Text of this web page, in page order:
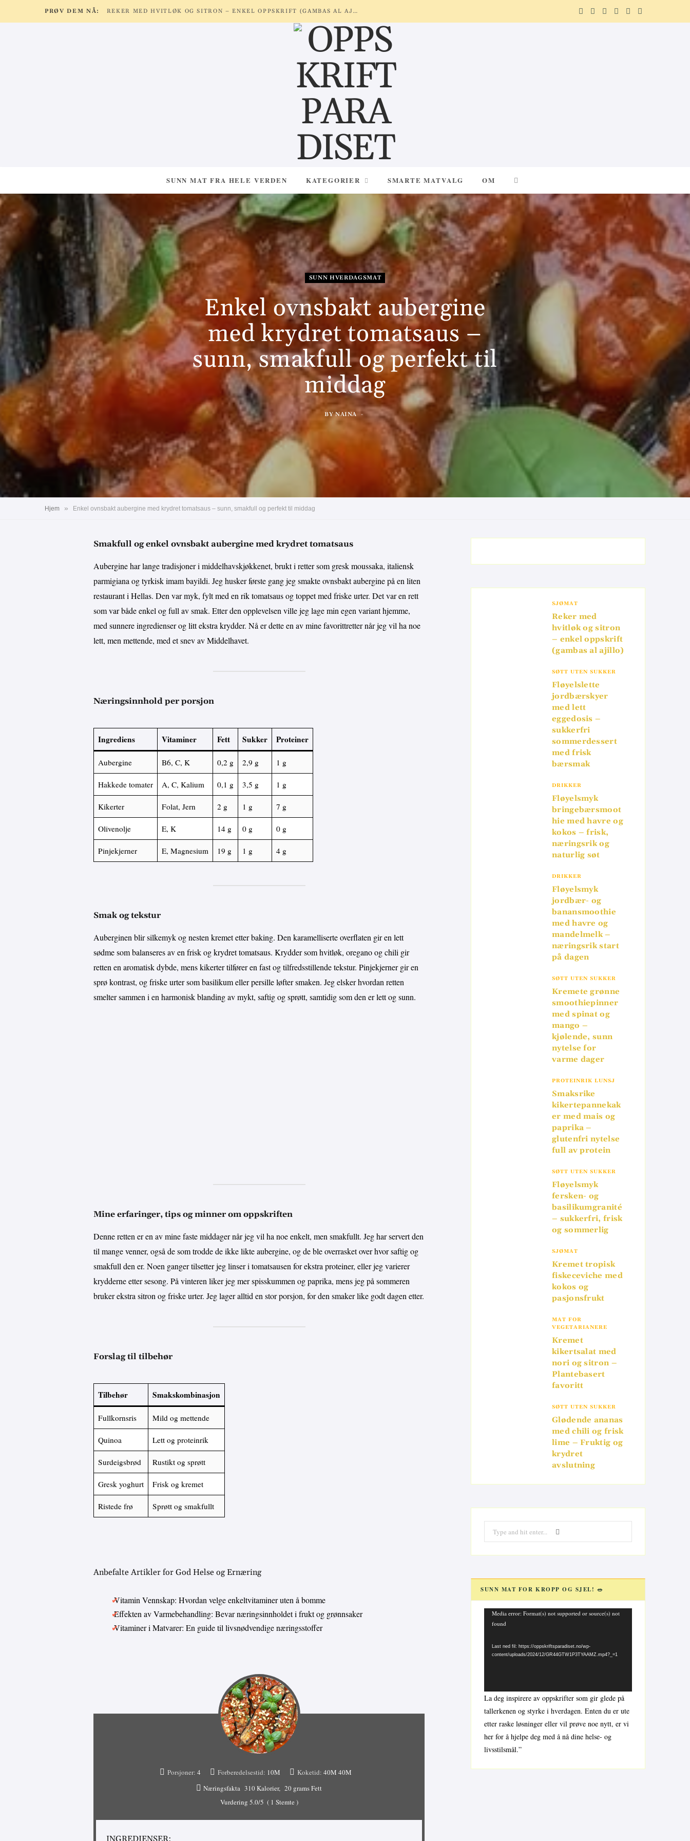
PRØV DEM NÅ: REKER MED HVITLØK OG SITRON – ENKEL OPPSKRIFT (GAMBAS AL AJILLO)
SUNN MAT FRA HELE VERDEN KATEGORIER SMARTE MATVALG OM
SUNN HVERDAGSMAT
Enkel ovnsbakt aubergine
med krydret tomatsaus –
sunn, smakfull og perfekt til
middag
BY NAINA
Hjem » Enkel ovnsbakt aubergine med krydret tomatsaus – sunn, smakfull og perfekt til middag
Smakfull og enkel ovnsbakt aubergine med krydret tomatsaus
Aubergine har lange tradisjoner i middelhavskjøkkenet, brukt i retter som gresk moussaka, italiensk
parmigiana og tyrkisk imam bayildi. Jeg husker første gang jeg smakte ovnsbakt aubergine på en liten
restaurant i Hellas. Den var myk, fylt med en rik tomatsaus og toppet med friske urter. Det var en rett
som var både enkel og full av smak. Etter den opplevelsen ville jeg lage min egen variant hjemme,
med sunnere ingredienser og litt ekstra krydder. Nå er dette en av mine favorittretter når jeg vil ha noe
lett, men mettende, med et snev av Middelhavet.
Næringsinnhold per porsjon
Ingrediens Vitaminer Fett Sukker Proteiner
Aubergine B6, C, K 0,2 g 2,9 g 1 g
Hakkede tomater A, C, Kalium 0,1 g 3,5 g 1 g
Kikerter Folat, Jern 2 g 1 g 7 g
Olivenolje E, K 14 g 0 g 0 g
Pinjekjerner E, Magnesium 19 g 1 g 4 g
Smak og tekstur
Auberginen blir silkemyk og nesten kremet etter baking. Den karamelliserte overflaten gir en lett
sødme som balanseres av en frisk og krydret tomatsaus. Krydder som hvitløk, oregano og chili gir
retten en aromatisk dybde, mens kikerter tilfører en fast og tilfredsstillende tekstur. Pinjekjerner gir en
sprø kontrast, og friske urter som basilikum eller persille løfter smaken. Jeg elsker hvordan retten
smelter sammen i en harmonisk blanding av mykt, saftig og sprøtt, samtidig som den er lett og sunn.
Mine erfaringer, tips og minner om oppskriften
Denne retten er en av mine faste middager når jeg vil ha noe enkelt, men smakfullt. Jeg har servert den
til mange venner, også de som trodde de ikke likte aubergine, og de ble overrasket over hvor saftig og
smakfull den er. Noen ganger tilsetter jeg linser i tomatsausen for ekstra proteiner, eller jeg varierer
krydderne etter sesong. På vinteren liker jeg mer spisskummen og paprika, mens jeg på sommeren
bruker ekstra sitron og friske urter. Jeg lager alltid en stor porsjon, for den smaker like godt dagen etter.
Forslag til tilbehør
Tilbehør Smakskombinasjon
Fullkornsris Mild og mettende
Quinoa Lett og proteinrik
Surdeigsbrød Rustikt og sprøtt
Gresk yoghurt Frisk og kremet
Ristede frø Sprøtt og smakfullt
Anbefalte Artikler for God Helse og Ernæring
Vitamin Vennskap: Hvordan velge enkeltvitaminer uten å bomme
Effekten av Varmebehandling: Bevar næringsinnholdet i frukt og grønnsaker
Vitaminer i Matvarer: En guide til livsnødvendige næringsstoffer
Porsjoner: 4 Forberedelsestid: 10M Koketid: 40M 40M
Næringsfakta 310 Kalorier
20 grams Fett
Vurdering 5.0/5 ( 1 Stemte )
INGREDIENSER:
SJØMAT
Reker med
hvitløk og sitron
– enkel oppskrift
(gambas al ajillo)
SØTT UTEN SUKKER
Fløyelslette
jordbærskyer
med lett
eggedosis –
sukkerfri
sommerdessert
med frisk
bærsmak
DRIKKER
Fløyelsmyk
bringebærsmoot
hie med havre og
kokos – frisk,
næringsrik og
naturlig søt
DRIKKER
Fløyelsmyk
jordbær- og
banansmoothie
med havre og
mandelmelk –
næringsrik start
på dagen
SØTT UTEN SUKKER
Kremete grønne
smoothiepinner
med spinat og
mango –
kjølende, sunn
nytelse for
varme dager
PROTEINRIK LUNSJ
Smaksrike
kikertepannekak
er med mais og
paprika –
glutenfri nytelse
full av protein
SØTT UTEN SUKKER
Fløyelsmyk
fersken- og
basilikumgranité
– sukkerfri, frisk
og sommerlig
SJØMAT
Kremet tropisk
fiskeceviche med
kokos og
pasjonsfrukt
MAT FOR
VEGETARIANERE
Kremet
kikertsalat med
nori og sitron –
Plantebasert
favoritt
SØTT UTEN SUKKER
Glødende ananas
med chili og frisk
lime – Fruktig og
krydret
avslutning
for:
SUNN MAT FOR KROPP OG SJEL! 🥗
Videoavspiller
Media error: Format(s) not supported or source(s) not
found
Last ned fil: https://oppskriftsparadiset.no/wp-
content/uploads/2024/12/GR44GTW1P3TYAAMZ.mp4?_=1
La deg inspirere av oppskrifter som gir glede på
tallerkenen og styrke i hverdagen. Enten du er ute
etter raske løsninger eller vil prøve noe nytt, er vi
her for å hjelpe deg med å nå dine helse- og
livsstilsmål.”